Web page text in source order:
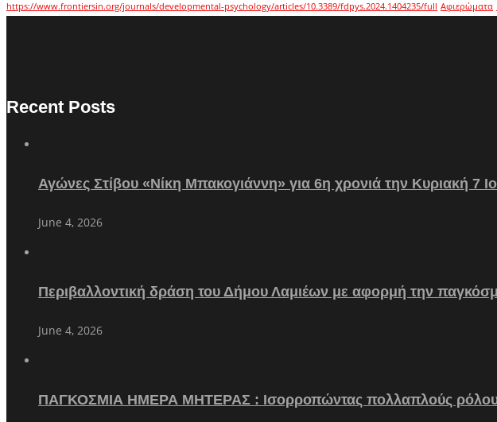
https://www.frontiersin.org/journals/developmental-psychology/articles/10.3389/fdpys.2024.1404235/full Αφιερώματα
Recent Posts
Αγώνες Στίβου «Νίκη Μπακογιάννη» για 6η χρονιά την Κυριακή 7
June 4, 2026
Περιβαλλοντική δράση του Δήμου Λαμιέων με αφορμή την
June 4, 2026
ΠΑΓΚΟΣΜΙΑ ΗΜΕΡΑ ΜΗΤΕΡΑΣ : Ισορροπώντας πολλαπλούς